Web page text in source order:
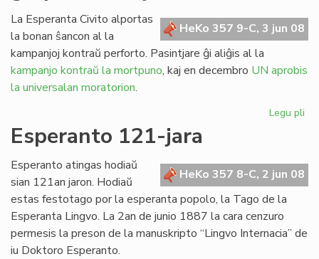
en
HeKo 357 9-C, 3 jun 08
La Esperanta Civito alportas
la bonan ŝancon al la
kampanjoj kontraŭ perforto. Pasintjare ĝi aliĝis al la
kampanjo kontraŭ la mortpuno, kaj en decembro UN aprobis
la universalan moratorion.
Legu pli
Esperanto 121-jara
HeKo 357 8-C, 2 jun 08
Esperanto atingas hodiaŭ
sian 121an jaron. Hodiaŭ
estas festotago por la esperanta popolo, la Tago de la
Esperanta Lingvo. La 2an de junio 1887 la cara cenzuro
permesis la preson de la manuskripto “Lingvo Internacia” de
iu Doktoro Esperanto.